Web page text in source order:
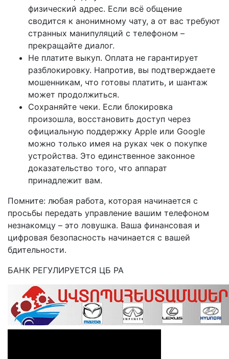
физический адрес. Если всё общение
сводится к анонимному чату, а от вас требуют
странных манипуляций с телефоном –
прекращайте диалог.
Не платите выкуп. Оплата не гарантирует
разблокировку. Напротив, вы подтверждаете
мошенникам, что готовы платить, и шантаж
может продолжиться.
Сохраняйте чеки. Если блокировка
произошла, восстановить доступ через
официальную поддержку Apple или Google
можно только имея на руках чек о покупке
устройства. Это единственное законное
доказательство того, что аппарат
принадлежит вам.
Помните: любая работа, которая начинается с
просьбы передать управление вашим телефоном
незнакомцу – это ловушка. Ваша финансовая и
цифровая безопасность начинается с вашей
бдительности.
БАНК РЕГУЛИРУЕТСЯ ЦБ РА